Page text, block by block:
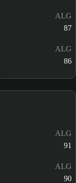
ALG
87
ALG
86
ALG
91
ALG
90